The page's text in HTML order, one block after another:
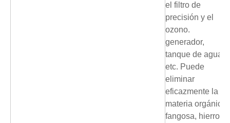
el filtro de
precisión y el
ozono.
generador,
tanque de agua,
etc. Puede
eliminar
eficazmente la
materia orgánica
fangosa, hierro,